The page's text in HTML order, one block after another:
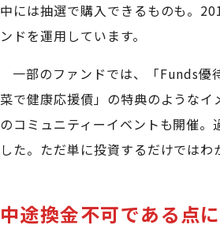
中には抽選で購入できるものも。
ンドを運用しています。
一部のファンドでは、「Funds優
菜で健康応援債」の特典のような
のコミュニティーイベントも開催
した。ただ単に投資するだけではわ
中途換金不可である点